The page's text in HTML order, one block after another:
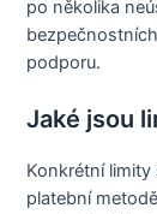
po několika
podporu.
Jaké jsou
Konkrétní
platební